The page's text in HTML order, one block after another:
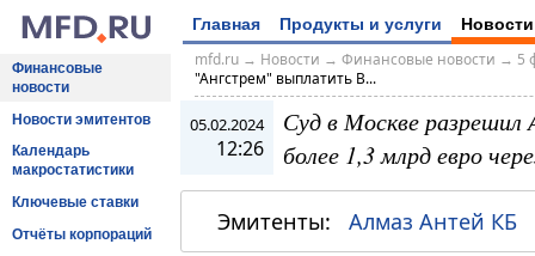
Главная Продукты и услуги Новости
Финансовые
новости
Новости эмитентов
Календарь
макростатистики
Ключевые ставки
Отчёты корпораций
mfd.ru→ Новости → Финансовые новости → 5
"Ангстрем" выплатить В...
05.02.2024
12:26
Суд в Москве
более 1,3 млрд евро
Эмитенты: Алмаз Антей КБ